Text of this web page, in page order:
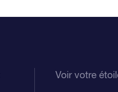
Voir votre